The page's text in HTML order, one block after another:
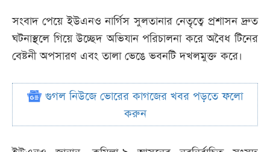
সংবাদ পেয়ে ইউএনও নার্গিস সুলতানার নেতৃত্বে প্রশাসন দ্রুত
ঘটনাস্থলে গিয়ে উচ্ছেদ অভিযান পরিচালনা করে অবৈধ টিনের
বেষ্টনী অপসারণ এবং তালা ভেঙে ভবনটি দখলমুক্ত করে।
গুগল নিউজে ভোরের কাগজের খবর পড়তে ফলো
করুন